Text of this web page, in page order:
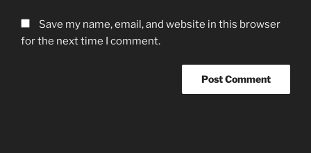
Save my name, email, and website in this browser
for the next time I comment.